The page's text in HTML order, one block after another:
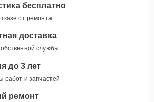
бесплатно
от ремонта
доставка
службы
до 3 лет
работ и запчастей
ремонт